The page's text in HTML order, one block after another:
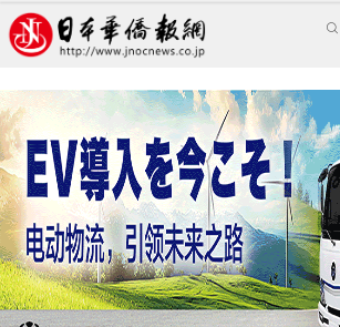
在这个温饱无法两全的冬天，日
启示？
王亚囡 评论 日本纵横